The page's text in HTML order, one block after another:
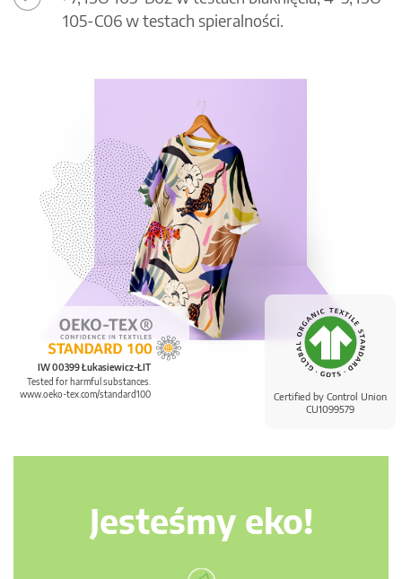
Certified by Control Union
CU1099579
IW 00399 Łukasiewicz-ŁIT
Tested for harmful substances.
www.oeko-tex.com/standard100
105-C06 w testach spieralności.
Jesteśmy eko!